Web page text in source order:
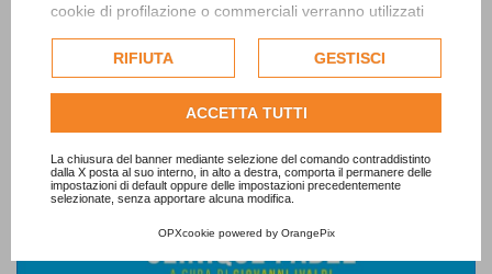
cookie di profilazione o commerciali verranno utilizzati
dell'utente e, se consentito, potrebbero essere utilizzati
per personalizzare gli annunci pubblicitari. Per ulteriori
informazioni su come Google utilizza i dati raccolti,
politica sulla privacy di Google
Consulta l'informativa cookie completa.
RIFIUTA GESTISCI
ACCETTA TUTTI
La chiusura del banner mediante selezione del comando contraddistinto
dalla X posta al suo interno, in alto a destra, comporta il permanere delle
impostazioni di default oppure delle impostazioni precedentemente
selezionate, senza apportare alcuna modifica.
OPXcookie powered by OrangePix